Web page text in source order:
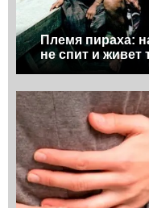
Племя пираха:
не спит и живет